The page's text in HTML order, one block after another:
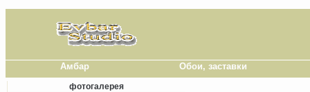
Амбар Обои, заставки
фотогалерея